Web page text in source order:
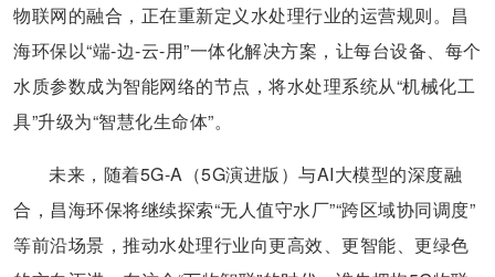
物联网的融合，正在重新定义水处理行业的运营规则。昌
海环保以“端-边-云-用”一体化解决方案，让每台设备、每个
水质参数成为智能网络的节点，将水处理系统从“机械化工
具”升级为“智慧化生命体”。
未来，随着5G-A（5G演进版）与AI大模型的深度融
合，昌海环保将继续探索“无人值守水厂”“跨区域协同调度”
等前沿场景，推动水处理行业向更高效、更智能、更绿色